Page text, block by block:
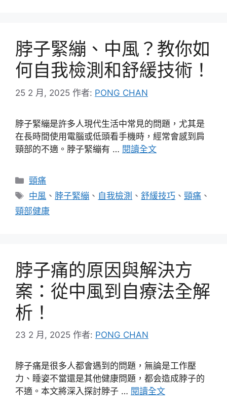
脖子緊繃、中風？教你如
何自我檢測和舒緩技術！
25 2 月, 2025 作者: PONG CHAN
脖子緊繃是許多人現代生活中常見的問題，尤其是
在長時間使用電腦或低頭看手機時，經常會感到肩
頸部的不適。脖子緊繃有 … 閱讀全文
分
類
頸痛
標
籤
中風 、 脖子緊繃 、 自我檢測 、舒緩技巧 、頸痛 、
頸部健康
脖子痛的原因與解決方
案：從中風到自療法全解
析！
23 2 月, 2025 作者: PONG CHAN
脖子痛是很多人都會遇到的問題，無論是工作壓
力、睡姿不當還是其他健康問題，都会造成脖子的
不適。本文將深入探討脖子 … 閱讀全文